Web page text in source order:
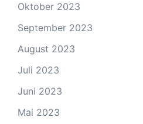
Oktober 2023
September 2023
August 2023
Juli 2023
Juni 2023
Mai 2023